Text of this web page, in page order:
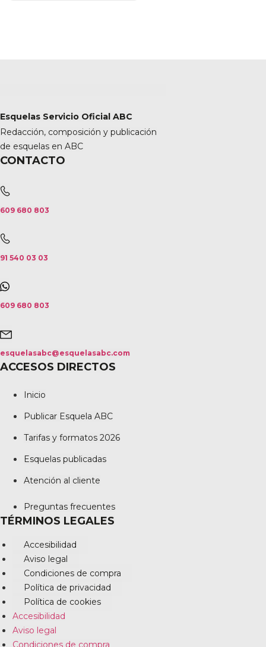
Esquelas Servicio Oficial ABC
Redacción, composición y publicación
de esquelas en ABC
CONTACTO
609 680 803
91 540 03 03
609 680 803
esquelasabc@esquelasabc.com
ACCESOS DIRECTOS
Inicio
Publicar Esquela ABC
Tarifas y formatos 2026
Esquelas publicadas
Atención al cliente
Preguntas frecuentes
TÉRMINOS LEGALES
Accesibilidad
Aviso legal
Condiciones de compra
Política de privacidad
Política de cookies
Accesibilidad
Aviso legal
Condiciones de compra